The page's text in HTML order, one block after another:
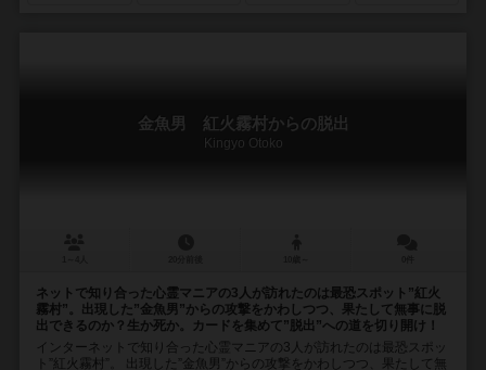
金魚男 紅火霧村からの脱出
Kingyo Otoko
ネットで知り合った心霊マニアの3人が訪れたのは最恐スポット”紅火
霧村”。出現した”金魚男”からの攻撃をかわしつつ、果たして無事に脱
出できるのか？生か死か。カードを集めて”脱出”への道を切り開け！
インターネットで知り合った心霊マニアの3人が訪れたのは最恐スポッ
ト”紅火霧村”。 出現した”金魚男”からの攻撃をかわしつつ、果たして無